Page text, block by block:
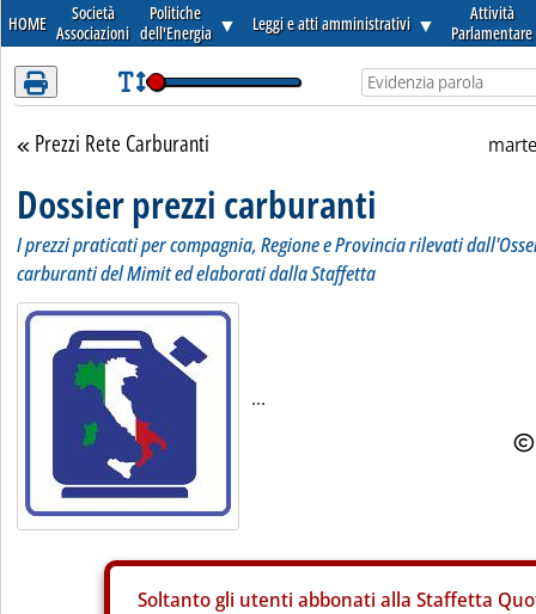
HOME
Società
Associazioni
Politiche
dell'Energia ▼ Leggi e atti amministrativi ▼
Attività
Parlamentare
Torna alla sezione
Prezzi Rete Carburanti
Dossier prezzi carburanti
I prezzi praticati per compagnia, Regione e Provincia rilevati
carburanti del Mimit ed elaborati dalla Staffetta
...
Soltanto gli utenti abbonati alla Staffetta